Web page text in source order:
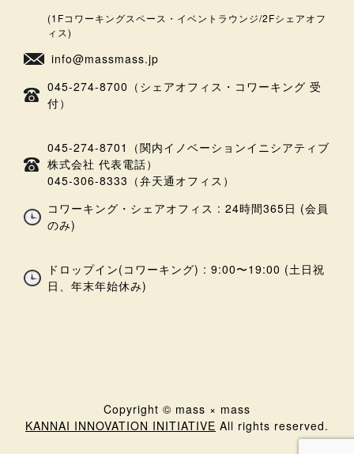
(1Fコワーキングスペース・イベントラウンジ/2Fシェアオフ
ィス)
info@massmass.jp
045-274-8700（シェアオフィス・コワーキング 受
付）
045-274-8701（関内イノベーションイニシアティブ
株式会社 代表電話）
045-306-8333（弁天通オフィス）
コワーキング・シェアオフィス : 24時間365日 (会員
のみ)
ドロップイン(コワーキング) : 9:00〜19:00 (土日祝
日、年末年始休み)
Copyright © mass × mass
KANNAI INNOVATION INITIATIVE All rights reserved.